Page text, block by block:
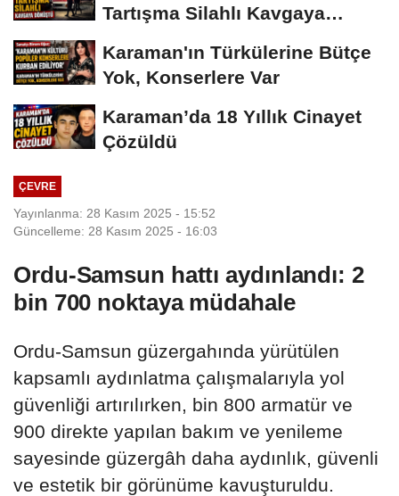
Tartışma Silahlı Kavgaya
Karaman'ın Türkülerine Bütçe
Yok, Konserlere Var
Karaman’da 18 Yıllık Cinayet
Çözüldü
ÇEVRE
Yayınlanma: 28 Kasım 2025 - 15:52
Güncelleme: 28 Kasım 2025 - 16:03
Ordu-Samsun hattı aydınlandı: 2
bin 700 noktaya müdahale
Ordu-Samsun güzergahında yürütülen
kapsamlı aydınlatma çalışmalarıyla yol
güvenliği artırılırken, bin 800 armatür ve
900 direkte yapılan bakım ve yenileme
sayesinde güzergâh daha aydınlık, güvenli
ve estetik bir görünüme kavuşturuldu.